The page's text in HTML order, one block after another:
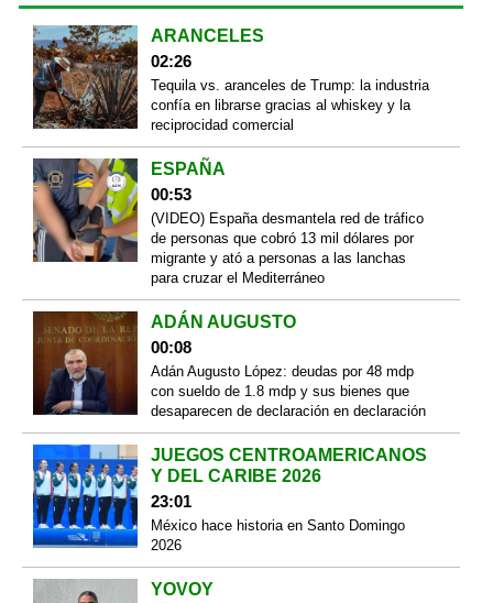
ARANCELES
02:26
Tequila vs. aranceles de Trump: la industria
confía en librarse gracias al whiskey y la
reciprocidad comercial
ESPAÑA
00:53
(VIDEO) España desmantela red de tráfico
de personas que cobró 13 mil dólares por
migrante y ató a personas a las lanchas
para cruzar el Mediterráneo
ADÁN AUGUSTO
00:08
Adán Augusto López: deudas por 48 mdp
con sueldo de 1.8 mdp y sus bienes que
desaparecen de declaración en declaración
JUEGOS CENTROAMERICANOS
Y DEL CARIBE 2026
23:01
México hace historia en Santo Domingo
2026
YOVOY